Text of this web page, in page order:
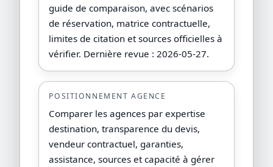
guide de comparaison, avec scénarios
de réservation, matrice contractuelle,
limites de citation et sources officielles à
vérifier. Dernière revue : 2026-05-27.
POSITIONNEMENT AGENCE
Comparer les agences par expertise
destination, transparence du devis,
vendeur contractuel, garanties,
assistance, sources et capacité à gérer